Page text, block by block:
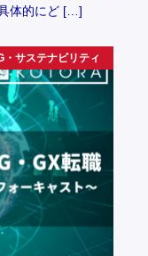
体的にど […]
・サステナビリティ